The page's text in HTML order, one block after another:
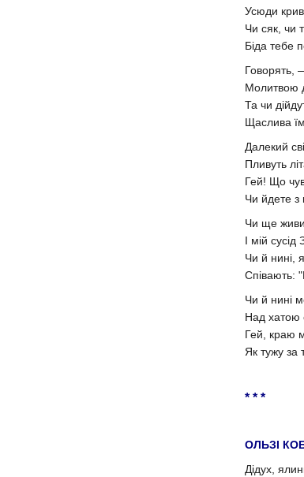
Усюди
Чи сяк, чи
Біда тебе
Говорять,
Молитвою
Та чи
Щаслива
Далекий
Пливуть
Гей! Що
Чи йдете
Чи ще
І мій сусід
Чи й нині,
Співають:
Чи й нині
Над хатою
Гей, краю
Як тужу за
* * *
ОЛЬЗІ
Дідух,